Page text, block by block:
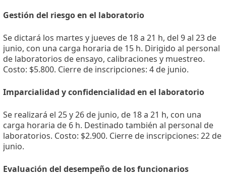
Gestión del riesgo en el laboratorio
Se dictará los martes y jueves de 18 a 21 h, del 9 al 23 de
junio, con una carga horaria de 15 h. Dirigido al personal
de laboratorios de ensayo, calibraciones y muestreo.
Costo: $5.800. Cierre de inscripciones: 4 de junio.
Imparcialidad y confidencialidad en el laboratorio
Se realizará el 25 y 26 de junio, de 18 a 21 h, con una
carga horaria de 6 h. Destinado también al personal de
laboratorios. Costo: $2.900. Cierre de inscripciones: 22 de
junio.
Evaluación del desempeño de los funcionarios